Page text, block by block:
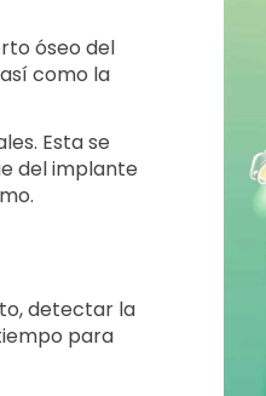
óseo del
como la
Esta se
del implante
detectar la
para